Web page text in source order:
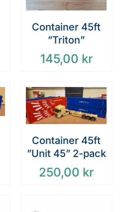
Container 45ft
”Triton”
145,00 kr
Container 45ft
”Unit 45” 2-pack
250,00 kr